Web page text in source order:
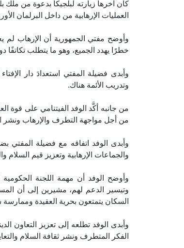
كان آخرها زيارته لبلجيكا بدعوة من ملك
العمليات الإرهابية من داخل البرلمان
وأوضح مفتي الجمهورية أن الإرهاب لم
خطرًا يهدد الجميع، وهو ما يتطلب
وأبدى فضيلة المفتي استعدادَ دار
وتدريب الأئمة هناك.
من جانبه أكَّد الوفد الفيتنامي على قوة
من أجل مواجهة التطرف والإرهاب ونشر
وأبدى الوفد اتفاقه مع فضيلة
والجماعات الإرهابية وتعزيز قيم السلام
وأوضح الوفد أن مهمة اللجنة
السكان يتمتعون بحرية العقيدة وممارسة
وأبدى الوفد تطلعه إلى تعزيز التعاون
الفكر المتطرف ونشر ثقافة السلام